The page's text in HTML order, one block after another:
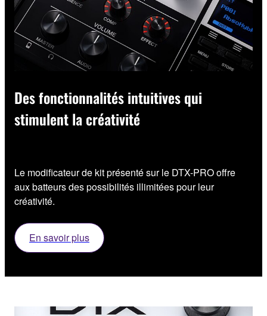
Des fonctionnalités intuitives qui
stimulent la créativité
Le modificateur de kit présenté sur le DTX-PRO offre
aux batteurs des possibilités illimitées pour leur
créativité.
En savoir plus